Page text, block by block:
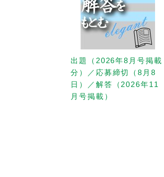
出題（2026年8月号掲載
分）／応募締切（8月8
日）／解答（2026年11
月号掲載）